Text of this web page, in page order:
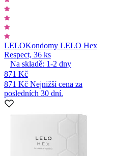
LELOKondomy LELO Hex
Respect, 36 ks
Na skladě: 1-2 dny
871 Kč
871 Kč Nejnižší cena za
posledních 30 dní.